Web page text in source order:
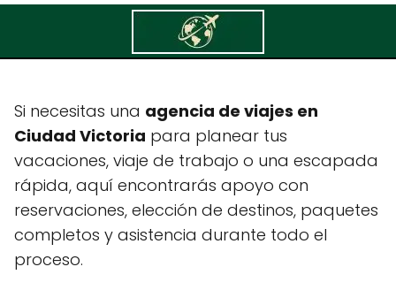
Transpais Punto De Venta
Si necesitas una agencia de viajes en
Ciudad Victoria para planear tus
vacaciones, viaje de trabajo o una escapada
rápida, aquí encontrarás apoyo con
reservaciones, elección de destinos, paquetes
completos y asistencia durante todo el
proceso.